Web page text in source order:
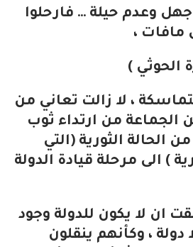
وعدم حيلة … فارحلوا
مافات ،
الحوثي )
، لا زالت تعاني من
الجماعة من ارتداء ثوب
من الحالة الثورية (التي
) الى مرحلة قيادة الدولة
ان لا يكون للدولة وجود
دولة ، وكأنهم ينقلون